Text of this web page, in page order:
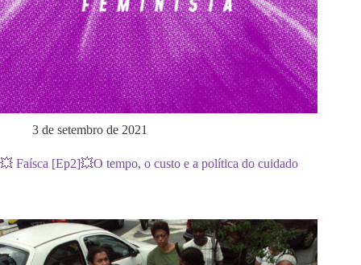
3 de setembro de 2021
💥 Faísca [Ep2]💥O tempo, o custo e a política do cuidado